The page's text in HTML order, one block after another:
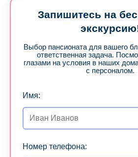
Запишитесь на
Выбор пансионата для вашего
ответственная задача.
глазами на условия в наших
с персоналом.
Имя:
Номер телефона: